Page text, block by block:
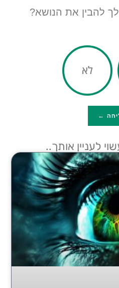
להבין את הנושא?
לא
←
לעניין אותך..